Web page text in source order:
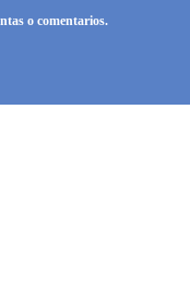
o comentarios.